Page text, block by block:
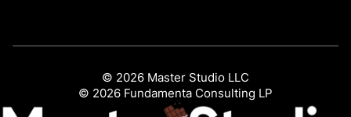
© 2026 Master Studio LLC
© 2026 Fundamenta Consulting LP